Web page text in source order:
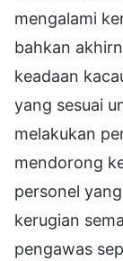
mengalami
bahkan
keadaan
yang sesuai
melakukan
mendorong
personel
kerugian
pengawas